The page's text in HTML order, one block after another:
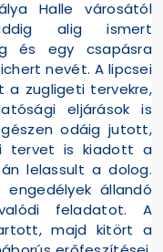
Halle városától
alig ismert
és egy csapásra
nevét. A lipcsei
a zugligeti tervekre,
eljárások is
odáig jutott,
tervet is kiadott a
lelassult a dolog.
állandó
feladatot. A
majd kitört a